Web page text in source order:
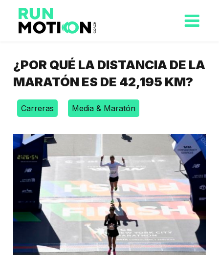
¿POR QUÉ LA DISTANCIA DE LA
MARATÓN ES DE 42,195 KM?
Carreras Media & Maratón